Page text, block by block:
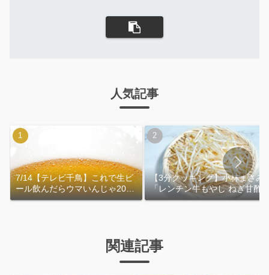
人気記事
7/14【テレビ千鳥】これで生ビ
ール飲んだらウマいんじゃ2026
｜おおよその作り方
【3分クッキング】小林まさみ
「レンチン牛もやし ねぎ甘酢
れ」作り方
関連記事